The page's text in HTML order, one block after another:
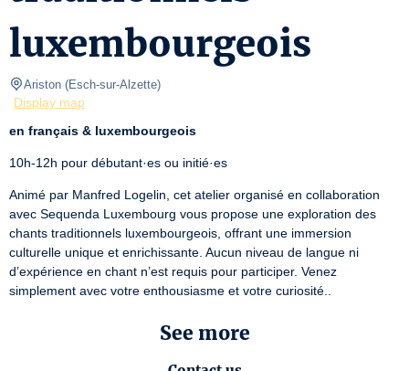
luxembourgeois
Ariston (Esch-sur-Alzette)
Display map
en français & luxembourgeois
10h-12h pour débutant·es ou initié·es
Animé par Manfred Logelin, cet atelier organisé en collaboration
avec Sequenda Luxembourg vous propose une exploration des
chants traditionnels luxembourgeois, offrant une immersion
culturelle unique et enrichissante. Aucun niveau de langue ni
d’expérience en chant n’est requis pour participer. Venez
simplement avec votre enthousiasme et votre curiosité..
See more